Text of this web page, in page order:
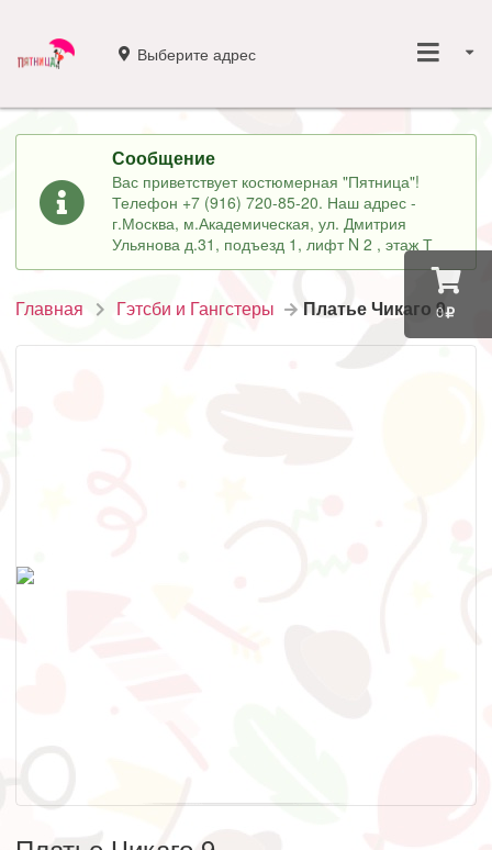
0
Выберите адрес
Сообщение
Вас приветствует костюмерная "Пятница"!
Телефон +7 (916) 720-85-20. Наш адрес -
г.Москва, м.Академическая, ул. Дмитрия
Ульянова д.31, подъезд 1, лифт N 2 , этаж Т
Главная Гэтсби и Гангстеры Платье Чикаго 9